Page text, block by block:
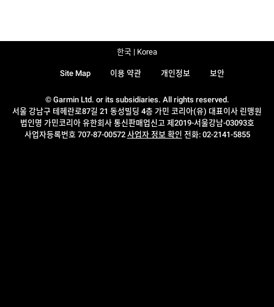
© Garmin Ltd. or its subsidiaries. All rights reserved.
서울 강남구 테헤란로87길 21 동성빌딩 4층 가민 코리아(유) 대표이사 린맹원
법인명 가민코리아 유한회사 통신판매업신고 제2019-서울강남-03093호
사업자등록번호 707-87-00572 사업자 정보 확인 전화: 02-2141-5855
Site Map 이용 약관 개인정보 보안
한국 | Korea